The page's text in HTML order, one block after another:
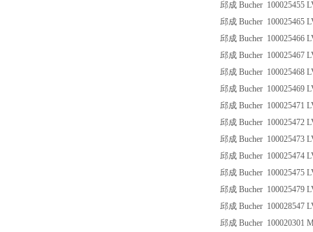
邱成 Bucher 100025455
邱成 Bucher 100025465
邱成 Bucher 100025466
邱成 Bucher 100025467
邱成 Bucher 100025468
邱成 Bucher 100025469
邱成 Bucher 100025471
邱成 Bucher 100025472
邱成 Bucher 100025473
邱成 Bucher 100025474
邱成 Bucher 100025475
邱成 Bucher 100025479
邱成 Bucher 100028547
邱成 Bucher 100020301